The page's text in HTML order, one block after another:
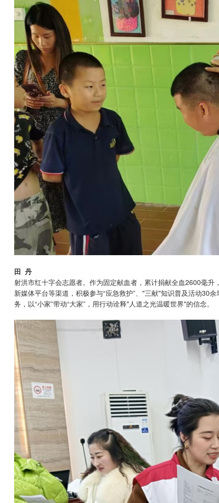
田 丹
射洪市红十字会志愿者。作为固定献血者，累计捐献全血2600毫
新媒体平台等渠道，积极参与“应急救护”、"三献"知识普及活动30
务，以“小家”带动“大家”，用行动诠释"人道之光温暖世界"的信念。